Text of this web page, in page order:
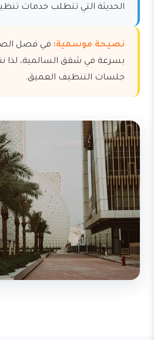
الحديثة التي تتطلب خدمات
نصيحة موسمية: في فصل
بسرعة في شقق السالمية، لذا
جلسات التنظيف العميق.